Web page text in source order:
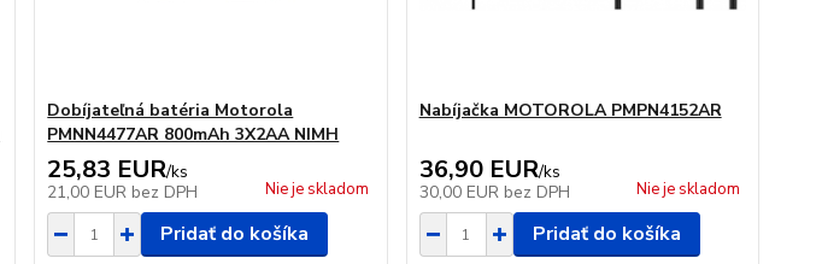
Dobíjateľná batéria Motorola
PMNN4477AR 800mAh 3X2AA NIMH
25,83 EUR/ks
21,00 EUR bez DPH Nie je skladom
Pridať do košíka
Nabíjačka MOTOROLA PMPN4152AR
36,90 EUR/ks
30,00 EUR bez DPH Nie je skladom
Pridať do košíka